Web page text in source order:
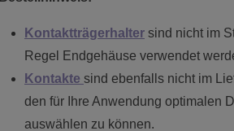
Kontaktträgerhalter sind nicht im
Regel Endgehäuse verwendet
Kontakte sind ebenfalls nicht im
den für Ihre Anwendung optimalen
auswählen zu können.